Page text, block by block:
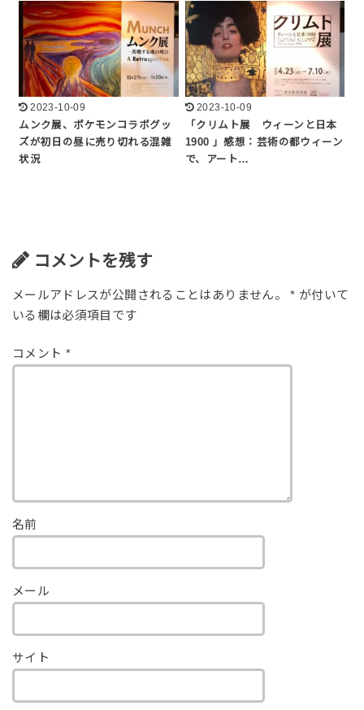
2023-10-09
ムンク展、ポケモンコラボグッ
ズが初日の昼に売り切れる混雑
状況
2023-10-09
「クリムト展 ウィーンと日本
1900 」感想：芸術の都ウィーン
で、アート…
コメントを残す
メールアドレスが公開されることはありません。 * が付いて
いる欄は必須項目です
コメント *
名前
メール
サイト